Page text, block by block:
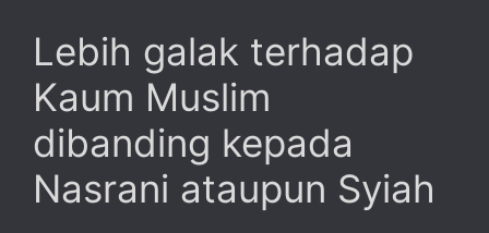
Lebih galak terhadap
Kaum Muslim
dibanding kepada
Nasrani ataupun Syiah